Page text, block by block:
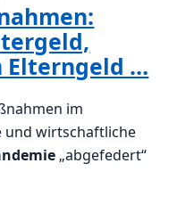
Elterngeld …
im
und wirtschaftliche
„abgefedert“